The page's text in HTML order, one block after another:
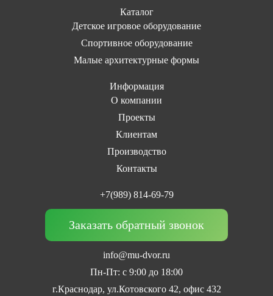
Каталог
Детское игровое оборудование
Спортивное оборудование
Малые архитектурные формы
Информация
О компании
Проекты
Клиентам
Производство
Контакты
+7(989) 814-69-79
Заказать обратный звонок
info@mu-dvor.ru
Пн-Пт: с 9:00 до 18:00
г.Краснодар, ул.Котовского 42, офис 432